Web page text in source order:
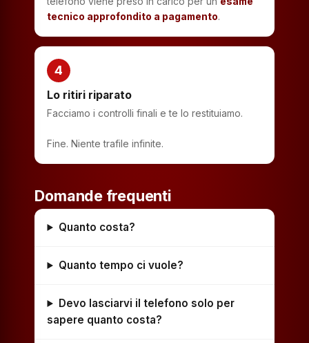
tecnico approfondito a pagamento.
4
Lo ritiri riparato
Facciamo i controlli finali e te lo restituiamo.
Fine. Niente trafile infinite.
Domande frequenti
Quanto costa?
Quanto tempo ci vuole?
Devo lasciarvi il telefono solo per
sapere quanto costa?